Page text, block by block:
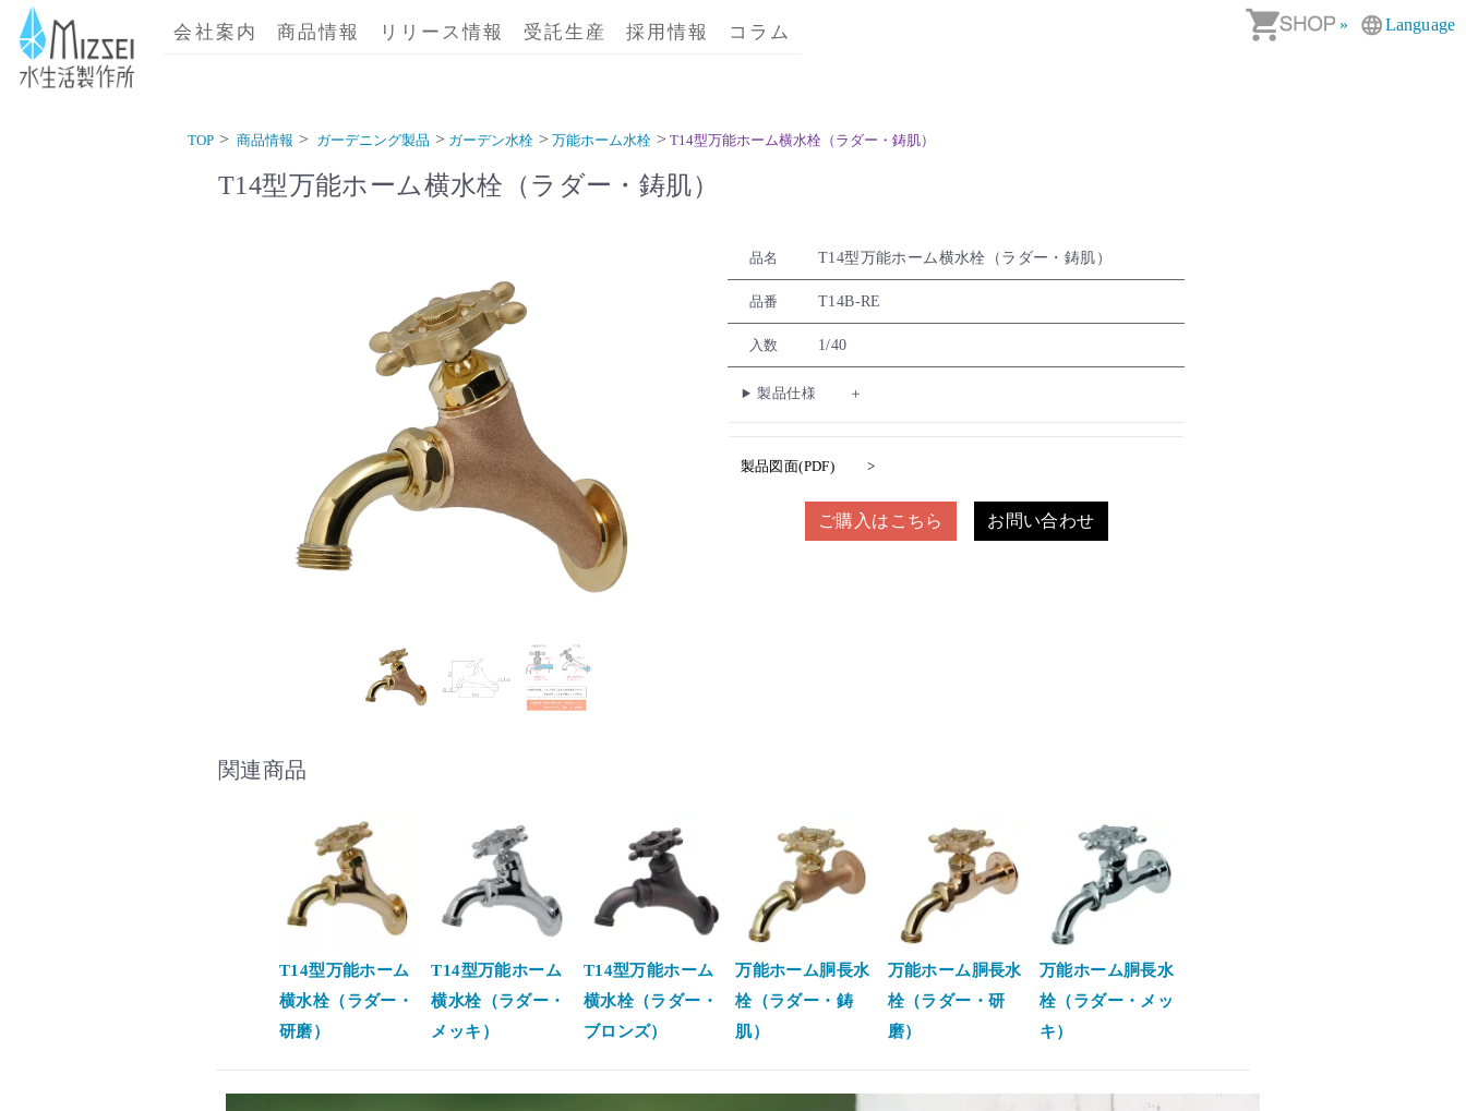
» Language
商品情報｜水生活製作所
会社案内 商品情報 リリース情報 受託生産 採用情報 コラム
TOP 商品情報 ガーデニング製品 ガーデン水栓 万能ホーム水栓 T14型万能ホーム横水栓（ラダー・鋳肌）
T14型万能ホーム横水栓（ラダー・鋳肌）
品名 T14型万能ホーム横水栓（ラダー・鋳肌）
品番 T14B-RE
入数 1/40
製品仕様
製品図面(PDF)
ご購入はこちら お問い合わせ
関連商品
T14型万能ホーム
横水栓（ラダー・
研磨）
T14型万能ホーム
横水栓（ラダー・
メッキ）
T14型万能ホーム
横水栓（ラダー・
ブロンズ）
万能ホーム胴長水
栓（ラダー・鋳
肌）
万能ホーム胴長水
栓（ラダー・研
磨）
万能ホーム胴長水
栓（ラダー・メッ
キ）